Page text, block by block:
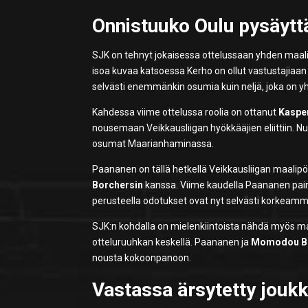
Onnistuuko Oulu
SJK on tehnyt jokaisessa ottelussaan yhden
isoa kuvaa katsoessa Kerho on ollut
selvästi enemmänkin osumia kuin neljä, joka on
Kahdessa viime ottelussa roolia on ottanut
nousemaan Veikkausliigan hyökkääjien eliittiin.
osumat Maarianhaminassa.
Paananen on tällä hetkellä Veikkausliigan
Borchersin kanssa. Viime kaudella Paananen
perusteella odotukset ovat nyt selvästi
SJK:n kohdalla on mielenkiintoista nähdä myös
otteluruuhkan keskellä. Paananen ja Momodou
nousta kokoonpanoon.
Vastassa ärsytetty